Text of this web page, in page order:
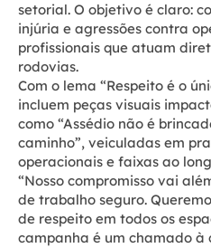
setorial. O objetivo é claro:
injúria e agressões contra
profissionais que atuam
rodovias.
Com o lema “Respeito é o
incluem peças visuais
como “Assédio não é
caminho”, veiculadas em
operacionais e faixas ao
“Nosso compromisso vai
de trabalho seguro.
de respeito em todos os
campanha é um chamado à